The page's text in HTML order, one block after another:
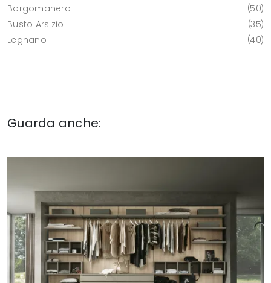
Borgomanero
50
Busto Arsizio
35
Legnano
40
Guarda anche: